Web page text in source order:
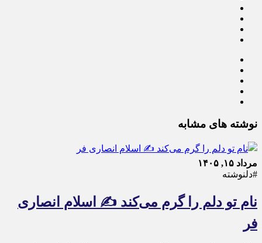
نوشته های مشابه
مرداد ۱۵, ۱۴۰۵
#دلنوشته
نام تو دلم را گرم می‌کند ✍️ اسلام انصاری
فر